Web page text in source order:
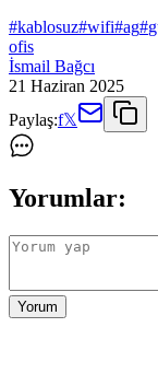
#kablosuz#wifi#ag#
ofis
İsmail Bağcı
21 Haziran 2025
Paylaş:f𝕏
Yorumlar:
Yorum